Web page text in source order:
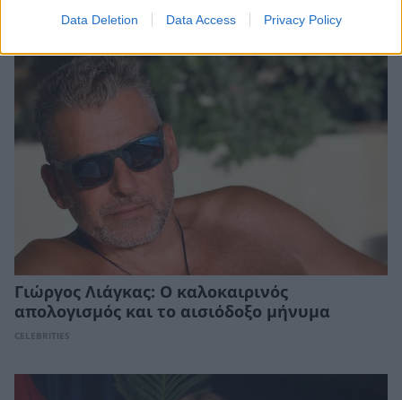
Data Deletion Data Access Privacy Policy
CELEBRITIES
Γιώργος Λιάγκας: Ο καλοκαιρινός
απολογισμός και το αισιόδοξο μήνυμα
CELEBRITIES